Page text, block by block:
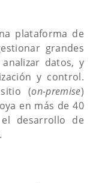
plataforma de
grandes
datos, y
y control.
(on-premise)
en más de 40
desarrollo de